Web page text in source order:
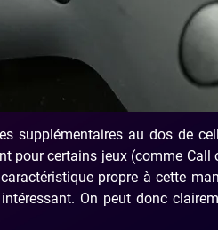
supplémentaires au dos de
pour certains jeux (comme
propre à cette
On peut donc